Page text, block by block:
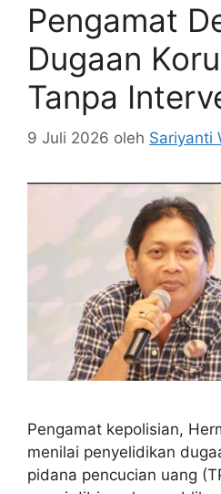
Pengamat
Dugaan
Tanpa
9 Juli 2026 oleh Sariyanti
Pengamat kepolisian,
menilai penyelidikan
pidana pencucian uang